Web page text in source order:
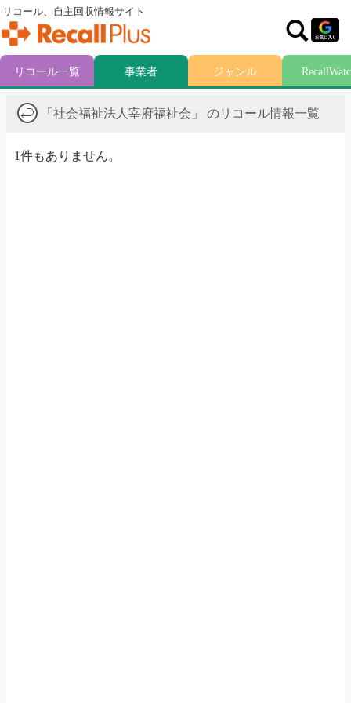
「社会福祉法人宰府福祉会」 のリコール情報一覧
1件もありません。
リコール、自主回収情報サイト
リコール一覧 事業者 ジャンル